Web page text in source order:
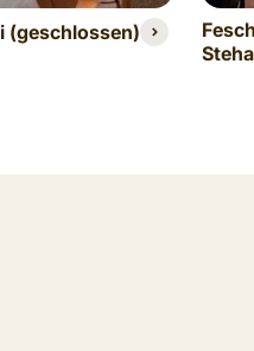
(geschlossen)